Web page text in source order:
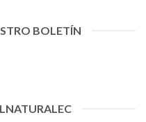
BOLETÍN